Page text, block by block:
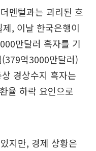
멘털과는 괴리된 흐
, 이날 한국은행이
만달러 흑자를 기
억3000만달러)
경상수지 흑자는
율 하락 요인으로
지만, 경제 상황은